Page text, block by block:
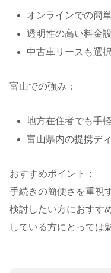
オンラインでの簡
透明性の高い料金
中古車リースも選
富山での強み：
地方在住者でも手
富山県内の提携デ
おすすめポイント：
手続きの簡便さを重視
検討したい方におすす
している方にとっては